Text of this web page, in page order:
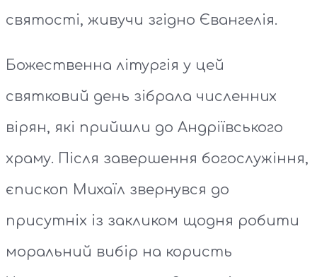
святості, живучи згідно Євангелія.
Божественна літургія у цей
святковий день зібрала численних
вірян, які прийшли до Андріївського
храму. Після завершення богослужіння,
єпископ Михаїл звернувся до
присутніх із закликом щодня робити
моральний вибір на користь